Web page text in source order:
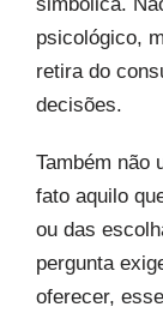
psicológico,
retira do
decisões.
Também não
fato aquilo
ou das
pergunta
oferecer,